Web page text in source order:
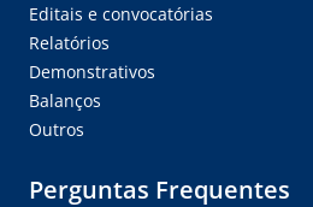
Editais e convocatórias
Relatórios
Demonstrativos
Balanços
Outros
Perguntas Frequentes